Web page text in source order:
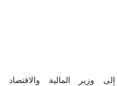
وزير المالية والاقتصاد